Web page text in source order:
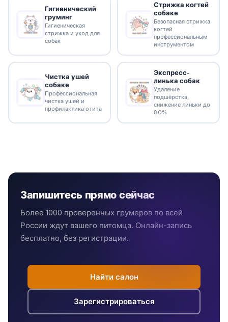
Гигиенический
груминг
Гигиеническая
стрижка и уход для
собак
Стрижка когтей
собаке
Безопасная стрижка
когтей
профессиональным
инструментом
Чистка ушей
собаке
Профессиональная
чистка ушей и
профилактика отита
Экспресс-
линька собак
Удаление
подшёрстка,
снижение линьки до
80%
Запишитесь прямо сейчас
Более 1000 проверенных грумеров по всей
России ждут вашего питомца. Онлайн-запись
бесплатно, без регистрации.
Найти салон
Зарегистрироваться